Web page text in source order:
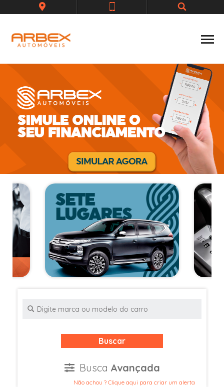
Buscar
Busca Avançada
Não achou ? Clique aqui para criar um alerta